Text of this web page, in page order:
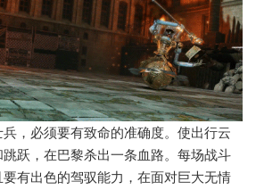
，必须要有致命的准确度。使出行云
跃，在巴黎杀出一条血路。每场战斗
有出色的驾驭能力，在面对巨大无情